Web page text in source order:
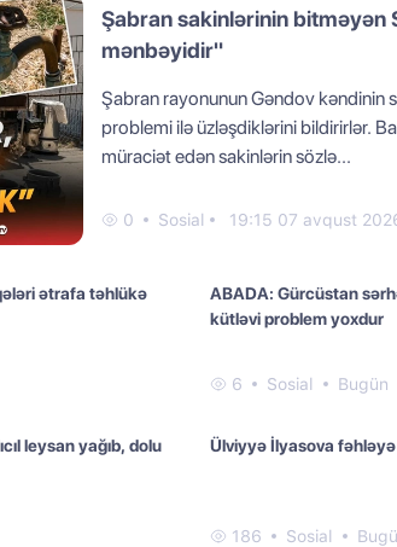
Şabran sakinlərinin bitməyən
mənbəyidir"
Şabran rayonunun Gəndov kəndinin
problemi ilə üzləşdiklərini bildirirlər.
müraciət edən sakinlərin sözlə...
0 Sosial 19:15 07 avqust
ətrafa təhlükə
ABADA: Gürcüstan
kütləvi problem yoxdur
6 Sosial Bugün
leysan yağıb, dolu
Ülviyyə İlyasova fəhləyə
186 Sosial